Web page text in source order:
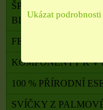
ŠPERKY,
BIŽUTERIE
FENG SHUI, ORG.
KOMPONENTY K
100 % PŘÍRODNÍ
SVÍČKY Z
Ukázat podrobnosti